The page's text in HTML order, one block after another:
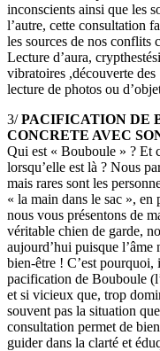
inconscients ainsi que les
l’autre, cette consultation
les sources de nos conflits
Lecture d’aura,
vibratoires ,découverte des
lecture de photos ou
3/PACIFICATION DE
CONCRETE AVEC
Qui est « Bouboule » ? Et
lorsqu’elle est là ? Nous
mais rares sont les
« la main dans le sac »,
nous vous présentons de
véritable chien de garde,
aujourd’hui puisque
bien-être ! C’est pourquoi,
pacification de Bouboule
et si vicieux que, trop
souvent pas la situation
consultation permet de
guider dans la clarté et